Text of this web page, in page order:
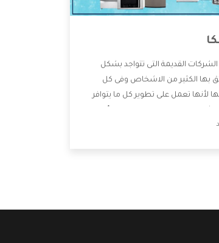
القديمة التى تتواجد بشكل
بها الكثير من الاشخاص وفى كل
لأنها تعمل على تطوير كل ما يتوافر
مع المنتجات وتقدم للعملاء أقوى